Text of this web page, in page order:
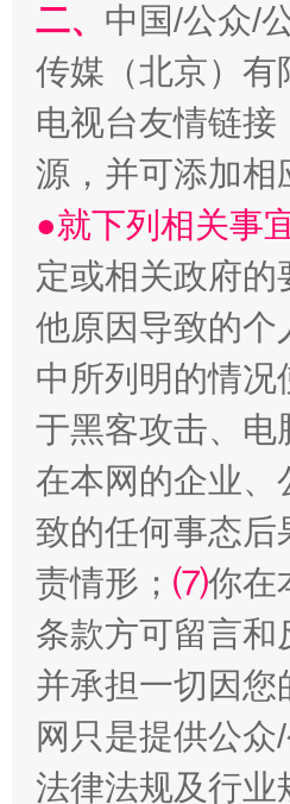
受贿1.44亿！段成刚被判
全民健身五年计划来了！等
二、 中国/公众/
传媒（北京）有
电视台友情链
源，并可添加相
●就下列相关事
定或相关政府
他原因导致的个
中所列明的情
于黑客攻击、电
在本网的企业、
致的任何事态后
责情形； ⑺你在
条款方可留言
并承担一切因
网只是提供公
法律法规及行业